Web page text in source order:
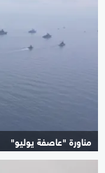
مناورة "عاصفة يوليو"